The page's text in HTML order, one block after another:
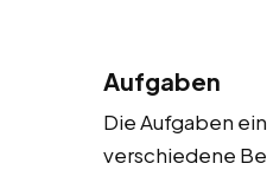
Aufgaben
Die Aufgaben
verschiedene